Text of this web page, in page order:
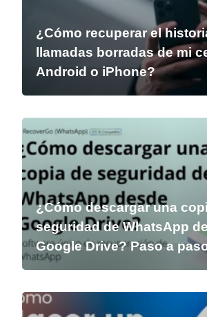
¿Cómo recuperar el
llamadas borradas de mi
Android o iPhone?
¿Cómo descargar una
seguridad de WhatsApp
Google Drive? Paso a